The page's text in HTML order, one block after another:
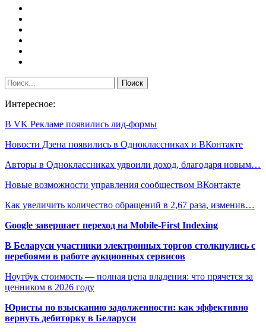
Интересное:
В VK Рекламе появились лид-формы
Новости Дзена появились в Одноклассниках и ВКонтакте
Авторы в Одноклассниках удвоили доход, благодаря новым…
Новые возможности управления сообществом ВКонтакте
Как увеличить количество обращений в 2,67 раза, изменив…
Google завершает переход на Mobile-First Indexing
В Беларуси участники электронных торгов столкнулись с
перебоями в работе аукционных сервисов
Ноутбук стоимость — полная цена владения: что прячется за
ценником в 2026 году
Юристы по взысканию задолженности: как эффективно
вернуть дебиторку в Беларуси